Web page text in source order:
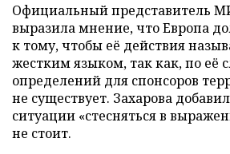
Официальный представитель
выразила мнение, что Европа
к тому, чтобы её действия
жестким языком, так как, по её
определений для спонсоров
не существует. Захарова
ситуации «стесняться в
не стоит.